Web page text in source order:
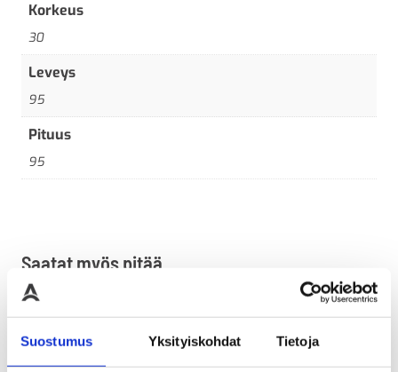
Suostumus Yksityiskohdat Tietoja
Korkeus
30
Leveys
95
Pituus
95
Saatat myös pitää...